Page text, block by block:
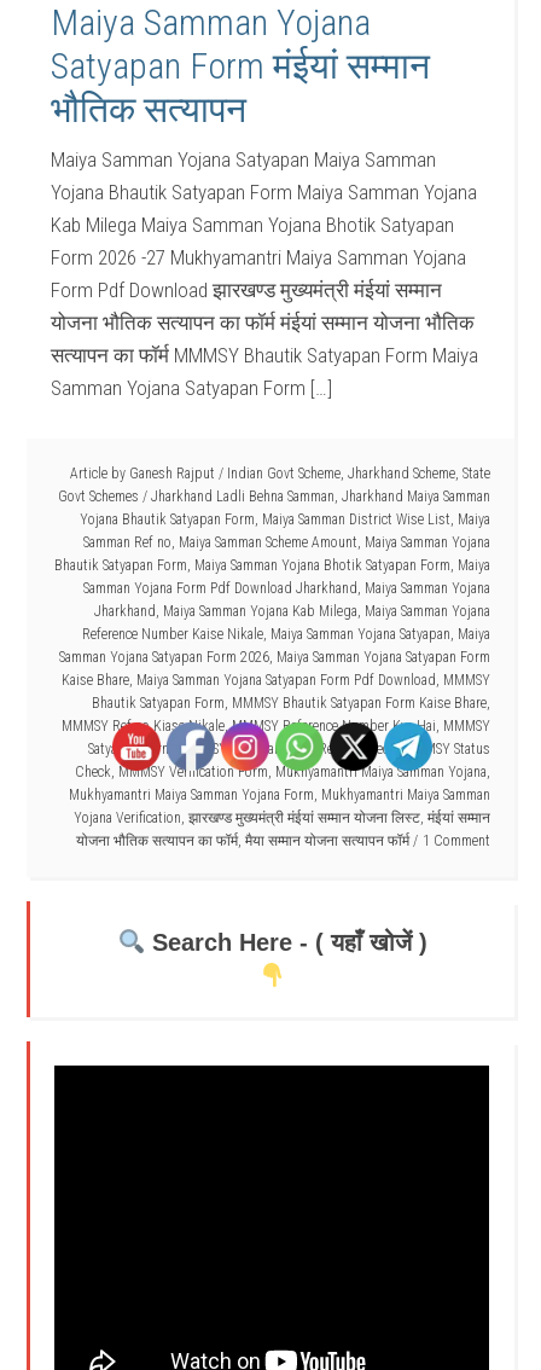
Maiya Samman Yojana
Satyapan Form मंईयां सम्मान
भौतिक सत्यापन
Maiya Samman Yojana Satyapan Maiya Samman
Yojana Bhautik Satyapan Form Maiya Samman Yojana
Kab Milega Maiya Samman Yojana Bhotik Satyapan
Form 2026 -27 Mukhyamantri Maiya Samman Yojana
Form Pdf Download झारखण्ड मुख्यमंत्री मंईयां सम्मान
योजना भौतिक सत्यापन का फॉर्म मंईयां सम्मान योजना भौतिक
सत्यापन का फॉर्म MMMSY Bhautik Satyapan Form Maiya
Samman Yojana Satyapan Form […]
Article by Ganesh Rajput / Indian Govt Scheme, Jharkhand Scheme, State
Govt Schemes / Jharkhand Ladli Behna Samman, Jharkhand Maiya Samman
Yojana Bhautik Satyapan Form, Maiya Samman District Wise List, Maiya
Samman Ref no, Maiya Samman Scheme Amount, Maiya Samman Yojana
Bhautik Satyapan Form, Maiya Samman Yojana Bhotik Satyapan Form, Maiya
Samman Yojana Form Pdf Download Jharkhand, Maiya Samman Yojana
Jharkhand, Maiya Samman Yojana Kab Milega, Maiya Samman Yojana
Reference Number Kaise Nikale, Maiya Samman Yojana Satyapan, Maiya
Samman Yojana Satyapan Form 2026, Maiya Samman Yojana Satyapan Form
Kaise Bhare, Maiya Samman Yojana Satyapan Form Pdf Download, MMMSY
Bhautik Satyapan Form, MMMSY Bhautik Satyapan Form Kaise Bhare,
MMMSY Ref no Kiase Nikale,MMMSY Reference Number Kya Hai, MMMSY
Satyapan Form
MMMSY Satyapan Form Ref no Check,MMMSY Status
Check, MMMSY Verification Form, Mukhyamantri Maiya Samman Yojana,
Mukhyamantri Maiya Samman Yojana Form, Mukhyamantri Maiya Samman
Yojana Verification, झारखण्ड मुख्यमंत्री मंईयां सम्मान योजना लिस्ट, मंईयां सम्मान
योजना भौतिक सत्यापन का फॉर्म, मैया सम्मान योजना सत्यापन फॉर्म 1 Comment
Search Here - ( यहाँ खोजें )